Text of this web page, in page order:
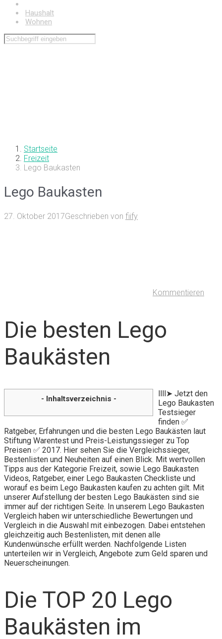
Haushalt
Wohnen
Startseite
Freizeit
Lego Baukasten
Lego Baukasten
27. Oktober 2017Geschrieben von fiify
Kommentieren
Die besten Lego
Baukästen
- Inhaltsverzeichnis -
llll➤ Jetzt den
Lego Baukasten
Testsieger
finden ✅
Ratgeber, Erfahrungen und die besten Lego Baukästen laut
Stiftung Warentest und Preis-Leistungssieger zu Top
Preisen ✅ 2017. Hier sehen Sie die Vergleichssieger,
Bestenlisten und Neuheiten auf einen Blick. Mit wertvollen
Tipps aus der Kategorie Freizeit, sowie Lego Baukasten
Videos, Ratgeber, einer Lego Baukasten Checkliste und
worauf es beim Lego Baukasten kaufen zu achten gilt. Mit
unserer Aufstellung der besten Lego Baukästen sind sie
immer auf der richtigen Seite. In unserem Lego Baukasten
Vergleich haben wir unterschiedliche Bewertungen und
Vergleich in die Auswahl mit einbezogen. Dabei entstehen
gleichzeitig auch Bestenlisten, mit denen alle
Kundenwünsche erfüllt werden. Nachfolgende Listen
unterteilen wir in Vergleich, Angebote zum Geld sparen und
Neuerscheinungen.
Die TOP 20 Lego
Baukästen im